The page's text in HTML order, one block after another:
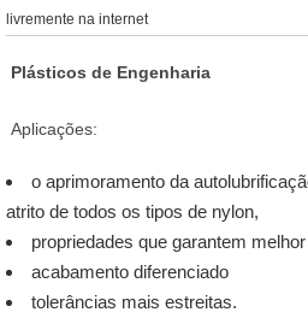
livremente na internet
Plásticos de Engenharia
Aplicações:
o aprimoramento da
atrito de todos os tipos de nylon,
propriedades que garantem
acabamento diferenciado
tolerâncias mais estreitas.